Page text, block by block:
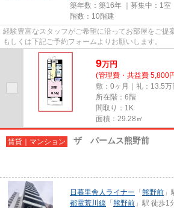
築年数：築16年 ｜募集中： 1室
階数：10階建
経験豊富なスタッフがご希望に沿ってお部屋をご提
もしくは下記ご予約フォームよりお願いします。
9万円
(管理費・共益費 5,800
敷：0ヶ月｜礼：13.5万
所在階：6階
間取り：1K
面積：29.28㎡
賃貸｜マンション ザ パームス熊野前
日暮里舎人ライナー 「 熊野前
都電荒川線 「 熊野前 」駅 徒歩1